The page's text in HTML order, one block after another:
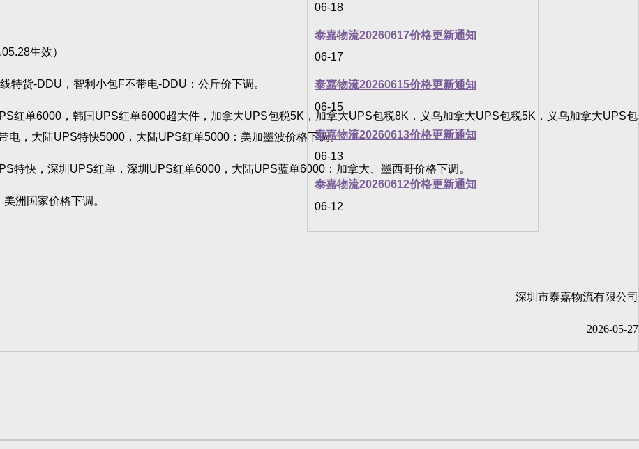
06-18
泰嘉物流20260617价格更新通知
06-17
泰嘉物流20260615价格更新通知
06-15
泰嘉物流20260613价格更新通知
06-13
泰嘉物流20260612价格更新通知
06-12
生效）
特货-DDU，智利小包F不带电-DDU：公斤价下调。
红单6000，韩国UPS红单6000超大件，加拿大UPS包税5K，加拿大UPS包税8K，义乌加拿大UPS包税5K，义乌加拿大UPS包
，大陆UPS特快5000，大陆UPS红单5000：美加墨波价格下调。
特快，深圳UPS红单，深圳UPS红单6000，大陆UPS蓝单6000：加拿大、墨西哥价格下调。
洲国家价格下调。
深圳市泰嘉物流有限公司
2026-05-27